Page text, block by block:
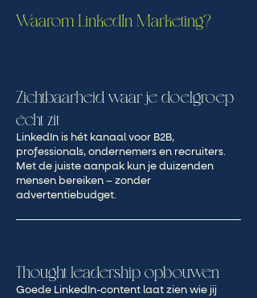
Waarom LinkedIn Marketing?
Zichtbaarheid waar je doelgroep
écht zit
LinkedIn is hét kanaal voor B2B,
professionals, ondernemers en recruiters.
Met de juiste aanpak kun je duizenden
mensen bereiken – zonder
advertentiebudget.
Thought leadership opbouwen
Goede LinkedIn-content laat zien wie jij